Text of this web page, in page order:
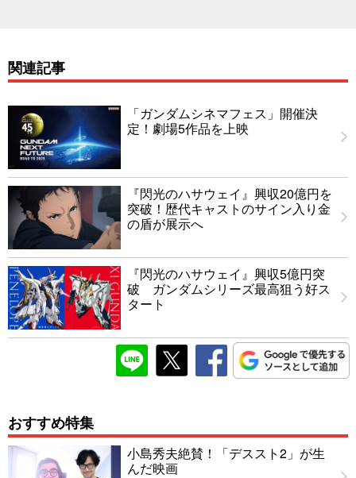
関連記事
「ガンダムシネマフェス」開催決
定！劇場5作品を上映
『閃光のハサウェイ』興収20億円を
突破！歴代キャストのサイン入り金
の盾が展示へ
『閃光のハサウェイ』興収5億円突
破 ガンダムシリーズ最高狙う好ス
タート
おすすめ特集
小島秀夫絶賛！「デススト2」が生
んだ映画